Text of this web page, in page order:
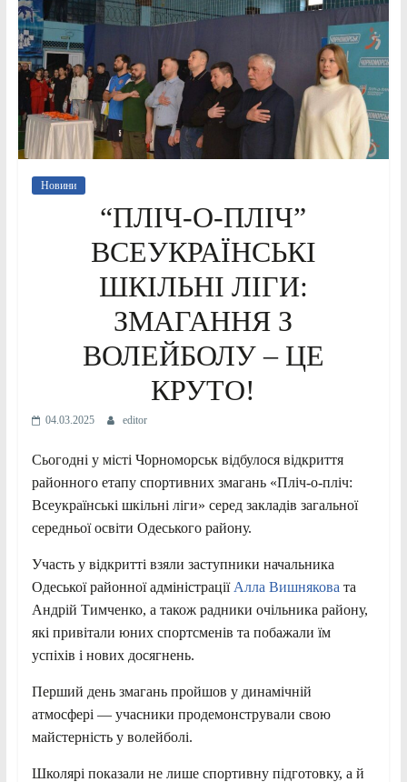
Новини
“ПЛІЧ-О-ПЛІЧ”
ВСЕУКРАЇНСЬКІ
ШКІЛЬНІ ЛІГИ:
ЗМАГАННЯ З
ВОЛЕЙБОЛУ – ЦЕ
КРУТО!
04.03.2025 editor
Сьогодні у місті Чорноморськ відбулося відкриття
районного етапу спортивних змагань «Пліч-о-пліч:
Всеукраїнські шкільні ліги» серед закладів загальної
середньої освіти Одеського району.
Участь у відкритті взяли заступники начальника
Одеської районної адміністрації Алла Вишнякова та
Андрій Тимченко, а також радники очільника району,
які привітали юних спортсменів та побажали їм
успіхів і нових досягнень.
Перший день змагань пройшов у динамічній
атмосфері — учасники продемонстрували свою
майстерність у волейболі.
Школярі показали не лише спортивну підготовку, а й